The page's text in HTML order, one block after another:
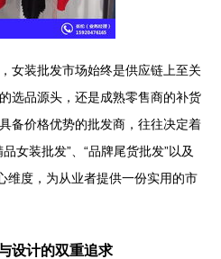
女装批发市场始终是供应链上至关
选品源头，还是成熟零售商的补货
备价格优势的批发商，往往决定着
女装批发”、“品牌尾货批发”以及
维度，为从业者提供一份实用的市
设计的双重追求